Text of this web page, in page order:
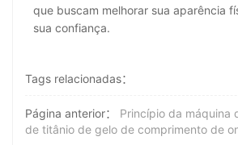
que buscam melhorar sua aparência
sua confiança.
Tags relacionadas：
Página anterior：
Princípio da máquina
de titânio de gelo de comprimento de